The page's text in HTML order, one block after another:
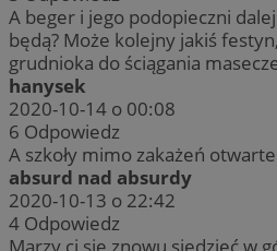
A beger i jego podopieczni
będą? Może kolejny jakiś
grudnioka do ściągania
hanysek
2020-10-14 o 00:08
6 Odpowiedz
A szkoły mimo zakażeń
absurd nad absurdy
2020-10-13 o 22:42
4 Odpowiedz
Marzy ci się znowu siedzieć w